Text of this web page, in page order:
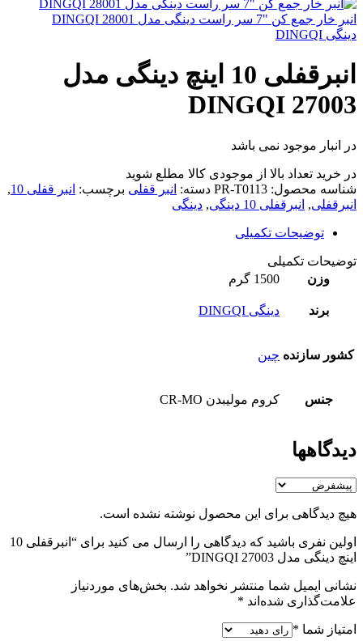
انبر خار جمع کن "7 سر راست دینگی مدل 28001 DINGQI
دینگی DINGQI
انبرقفلی 10 اینچ دینگی مدل
27003 DINGQI
در انبار موجود نمی باشد
در خرید تعداد بالا از موجودی کالا مطلع شوید
شناسه محصول: PR-T0113 دسته: انبر قفلی برچسب: انبر قفلی 10
,
انبرقفلی, انبرقفلی 10 دینگی , دینگی
توضیحات تکمیلی
توضیحات تکمیلی
وزن
1500 گرم
برند دینگی DINGQI
کشور سازنده چین
جنس کروم مولیبدن CR-MO
دیدگاهها
هیچ دیدگاهی برای این محصول نوشته نشده است.
اولین نفری باشید که دیدگاهی را ارسال می کنید برای “انبرقفلی 10
اینچ دینگی مدل 27003 DINGQI”
نشانی ایمیل شما منتشر نخواهد شد. بخش‌های موردنیاز
علامت‌گذاری شده‌اند *
امتیاز شما *